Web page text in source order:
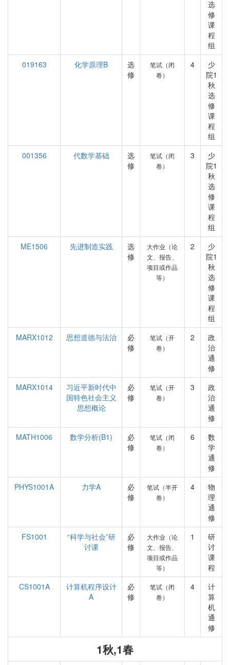
选
修
课
程
组
019163
化学原理B
选
修
笔试（闭
卷）
4
少
院1
秋
选
修
课
程
组
001356
代数学基础
选
修
笔试（闭
卷）
3
少
院1
秋
选
修
课
程
组
ME1506
先进制造实践
选
修
大作业（论
文、报告、
项目或作品
等）
2
少
院1
秋
选
修
课
程
组
MARX1012
思想道德与法治
必
修
笔试（开
卷）
2
政
治
通
修
MARX1014
习近平新时代中
国特色社会主义
思想概论
必
修
笔试（开
卷）
3
政
治
通
修
MATH1006
数学分析(B1)
必
修
笔试（闭
卷）
6
数
学
通
修
PHYS1001A
力学A
必
修
笔试（半开
卷）
4
物
理
通
修
FS1001
“科学与社会”研
讨课
必
修
大作业（论
文、报告、
项目或作品
等）
1
研
讨
课
程
CS1001A
计算机程序设计
A
必
修
笔试（闭
卷）
4
计
算
机
通
修
1秋,1春